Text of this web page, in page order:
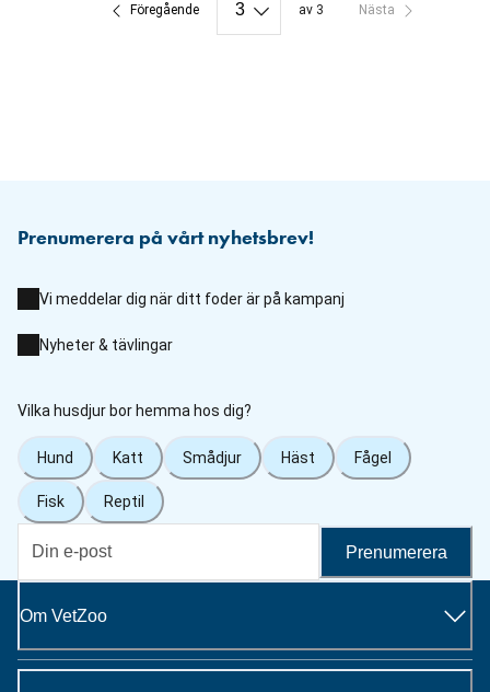
Föregående av 3 Nästa
Prenumerera på vårt nyhetsbrev!
Vi meddelar dig när ditt foder är på kampanj
Nyheter & tävlingar
Vilka husdjur bor hemma hos dig?
Hund Katt Smådjur Häst Fågel
Fisk Reptil
Prenumerera
Om VetZoo